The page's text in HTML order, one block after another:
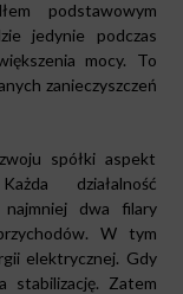
podstawowym
jedynie podczas
mocy. To
zanieczyszczeń
spółki aspekt
działalność
dwa filary
W tym
elektrycznej. Gdy
stabilizację. Zatem